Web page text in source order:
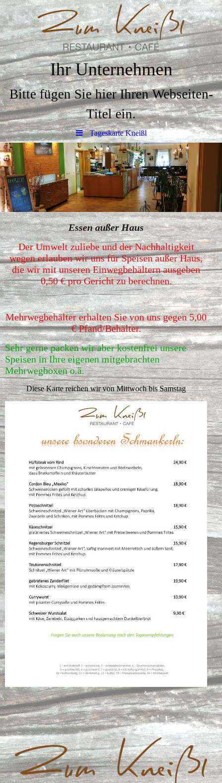
Ihr Unternehmen
Bitte fügen Sie hier Ihren Webseiten-
Titel ein.
Tageskarte Kneißl
Essen außer Haus
Der Umwelt zuliebe und der Nachhaltigkeit
wegen erlauben wir uns für Speisen außer Haus,
die wir mit unseren Einwegbehältern ausgeben
0,50 € pro Gericht zu berechnen.
Mehrwegbehälter erhalten Sie von uns gegen 5,00
€ Pfand/Behälter.
Sehr gerne packen wir aber kostenfrei unsere
Speisen in Ihre eigenen mitgebrachten
Mehrwegboxen o.ä.
Diese Karte reichen wir von Mittwoch bis Samstag